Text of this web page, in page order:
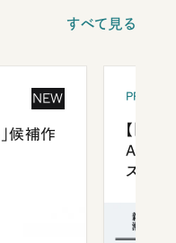
すべて見る
NEW
候補作
【「新
ズプレ